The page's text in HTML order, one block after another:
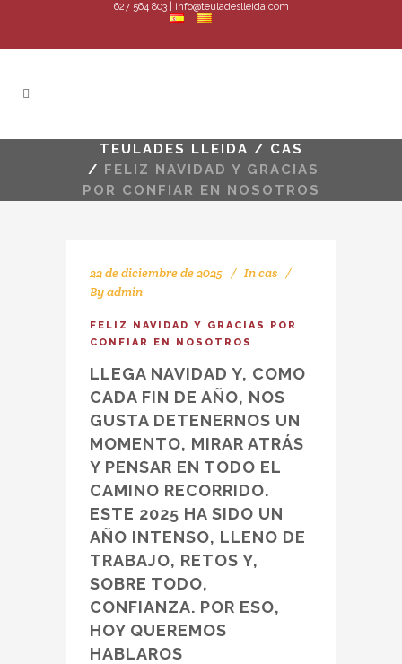
627 564 803 | info@teuladeslleida.com
TEULADES LLEIDA / CAS
/ FELIZ NAVIDAD Y GRACIAS
POR CONFIAR EN NOSOTROS
22 de diciembre de 2025 Incas
Byadmin
FELIZ NAVIDAD Y GRACIAS POR
CONFIAR EN NOSOTROS
LLEGA NAVIDAD Y, COMO
CADA FIN DE AÑO, NOS
GUSTA DETENERNOS UN
MOMENTO, MIRAR ATRÁS
Y PENSAR EN TODO EL
CAMINO RECORRIDO.
ESTE 2025 HA SIDO UN
AÑO INTENSO, LLENO DE
TRABAJO, RETOS Y,
SOBRE TODO,
CONFIANZA. POR ESO,
HOY QUEREMOS
HABLAROS